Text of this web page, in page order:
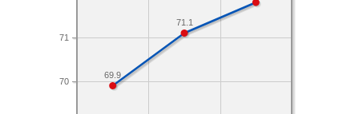
70
71
71.1
69.9